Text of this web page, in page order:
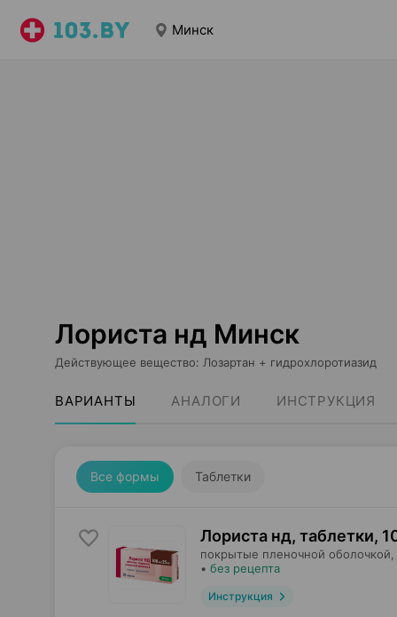
Минск
Лориста нд Минск
Действующее вещество: Лозартан + гидрохлоротиазид
ВАРИАНТЫ АНАЛОГИ ИНСТРУКЦИЯ
Все формы Таблетки
Лориста нд, таблетки,
покрытые пленочной оболочкой,
• без рецепта
Инструкция